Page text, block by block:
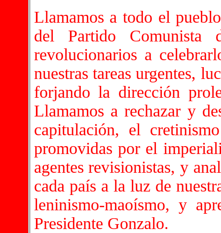
Llamamos a todo el
del Partido
revolucionarios a
nuestras tareas urgentes,
forjando la dirección
Llamamos a rechazar y
capitulación, el
promovidas por el
agentes revisionistas, y
cada país a la luz de
leninismo-maoísmo, y
Presidente Gonzalo.